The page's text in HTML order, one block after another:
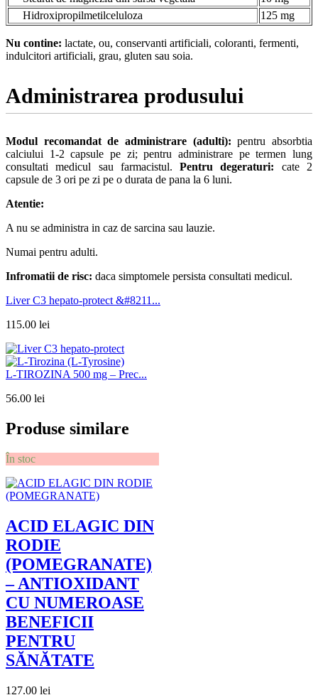
Hidroxipropilmetilceluloza
125 mg
Nu contine: lactate, ou, conservanti artificiali, coloranti, fermenti,
indulcitori artificiali, grau, gluten sau soia.
Administrarea produsului
Modul recomandat de administrare (adulti):pentru absorbtia
calciului 1-2 capsule pe zi; pentru administrare pe termen lung
consultati medicul sau farmacistul.Pentru degeraturi: cate 2
capsule de 3 ori pe zi pe o durata de pana la 6 luni.
Atentie:
A nu se administra in caz de sarcina sau lauzie.
Numai pentru adulti.
Infromatii de risc: daca simptomele persista consultati medicul.
Liver C3 hepato-protect &#8211...
115.00 lei
L-TIROZINA 500 mg – Prec...
56.00 lei
Produse similare
În stoc
ACID ELAGIC DIN
RODIE
(POMEGRANATE)
– ANTIOXIDANT
CU NUMEROASE
BENEFICII
PENTRU
SĂNĂTATE
127.00 lei